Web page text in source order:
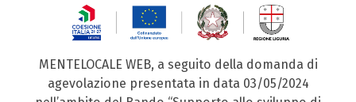
MENTELOCALE WEB, a seguito della domanda di
agevolazione presentata in data 03/05/2024